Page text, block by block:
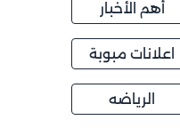
أهم الأخبار
اعلانات مبوبة
الرياضه